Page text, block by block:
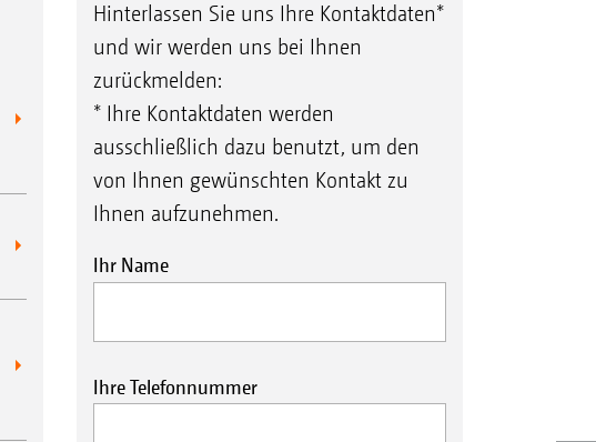
Hinterlassen Sie uns Ihre Kontaktdaten*
und wir werden uns bei Ihnen
zurückmelden:
* Ihre Kontaktdaten werden
ausschließlich dazu benutzt, um den
von Ihnen gewünschten Kontakt zu
Ihnen aufzunehmen.
Ihr Name
Ihre Telefonnummer